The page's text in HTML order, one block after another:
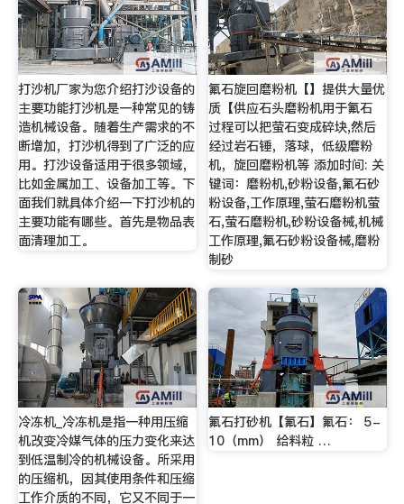
打沙机厂家为您介绍打沙设备的
主要功能打沙机是一种常见的铸
造机械设备。随着生产需求的不
断增加，打沙机得到了广泛的应
用。打沙设备适用于很多领域，
比如金属加工、设备加工等。下
面我们就具体介绍一下打沙机的
主要功能有哪些。首先是物品表
面清理加工。
氟石旋回磨粉机【】提供大量优
质【供应石头磨粉机用于氟石
过程可以把萤石变成碎块,然后
经过岩石锤，落球，低级磨粉
机，旋回磨粉机等 添加时间: 关
键词：磨粉机,砂粉设备,氟石砂
粉设备,工作原理,萤石磨粉机萤
石,萤石磨粉机,砂粉设备械,机械
工作原理,氟石砂粉设备械,磨粉
制砂
冷冻机_冷冻机是指一种用压缩
机改变冷媒气体的压力变化来达
到低温制冷的机械设备。所采用
的压缩机，因其使用条件和压缩
工作介质的不同，它又不同于一
氟石打砂机【氟石】氟石： 5-
10（mm） 给料粒 …